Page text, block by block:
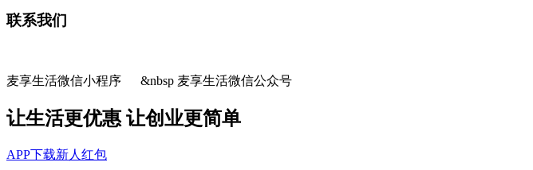
联系我们
麦享生活微信小程序 &nbsp 麦享生活微信公众号
让生活更优惠 让创业更简单
APP下载新人红包